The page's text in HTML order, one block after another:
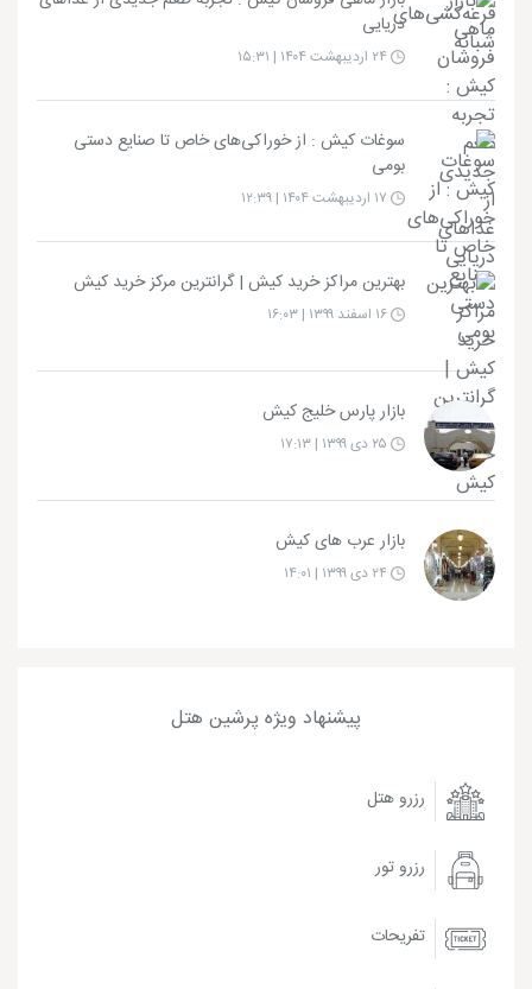
دریایی
سوغات کیش : از خوراکی‌های خاص تا صنایع دستی
بومی
بهترین مراکز خرید کیش | گرانترین مرکز خرید کیش
بازار پارس خلیج کیش
بازار عرب های کیش
پیشنهاد ویژه پرشین هتل
رزرو هتل
رزرو تور
تفریحات